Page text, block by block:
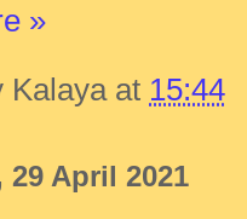
»
Kalaya at 15:44
29 April 2021